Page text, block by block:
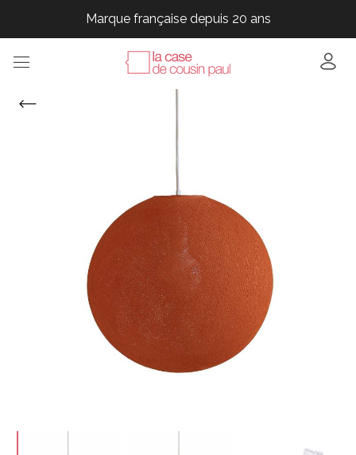
Marque française depuis 20 ans
Marque française depuis 20 ans
Marque française depuis 20 ans